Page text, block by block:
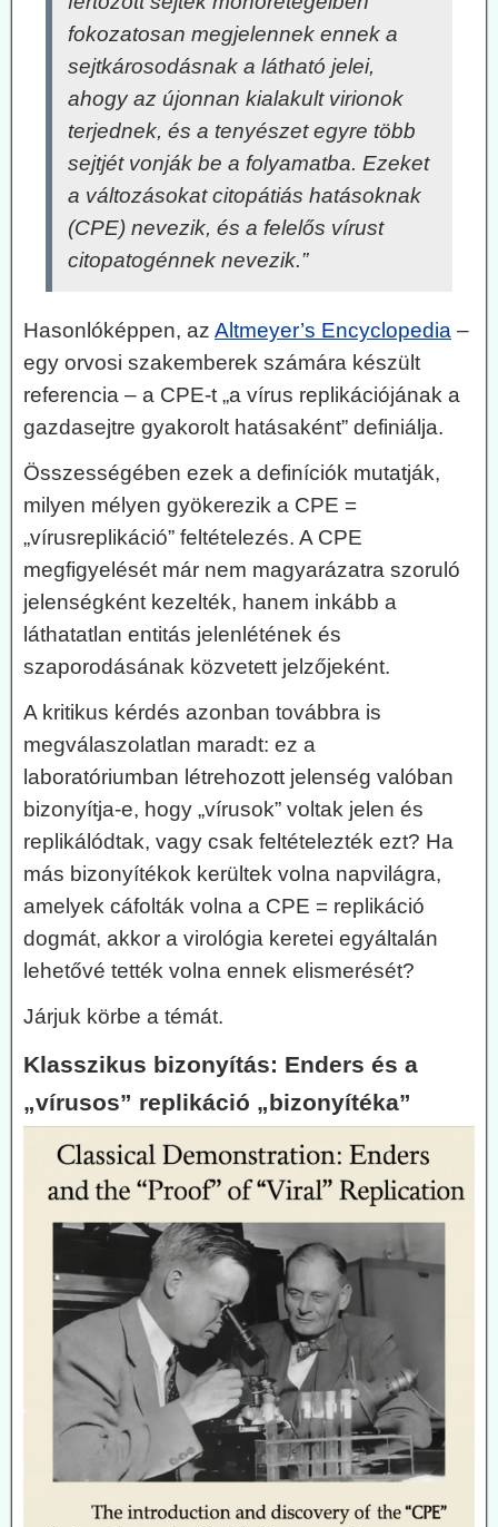
fokozatosan megjelennek ennek a
sejtkárosodásnak a látható jelei,
ahogy az újonnan kialakult virionok
terjednek, és a tenyészet egyre több
sejtjét vonják be a folyamatba. Ezeket
a változásokat citopátiás hatásoknak
(CPE) nevezik, és a felelős vírust
citopatogénnek nevezik.”
Hasonlóképpen, az Altmeyer’s Encyclopedia –
egy orvosi szakemberek számára készült
referencia – a CPE-t „a vírus replikációjának a
gazdasejtre gyakorolt hatásaként” definiálja.
Összességében ezek a definíciók mutatják,
milyen mélyen gyökerezik a CPE =
„vírusreplikáció” feltételezés. A CPE
megfigyelését már nem magyarázatra szoruló
jelenségként kezelték, hanem inkább a
láthatatlan entitás jelenlétének és
szaporodásának közvetett jelzőjeként.
A kritikus kérdés azonban továbbra is
megválaszolatlan maradt: ez a
laboratóriumban létrehozott jelenség valóban
bizonyítja-e, hogy „vírusok” voltak jelen és
replikálódtak, vagy csak feltételezték ezt? Ha
más bizonyítékok kerültek volna napvilágra,
amelyek cáfolták volna a CPE = replikáció
dogmát, akkor a virológia keretei egyáltalán
lehetővé tették volna ennek elismerését?
Járjuk körbe a témát.
Klasszikus bizonyítás: Enders és a
„vírusos” replikáció „bizonyítéka”